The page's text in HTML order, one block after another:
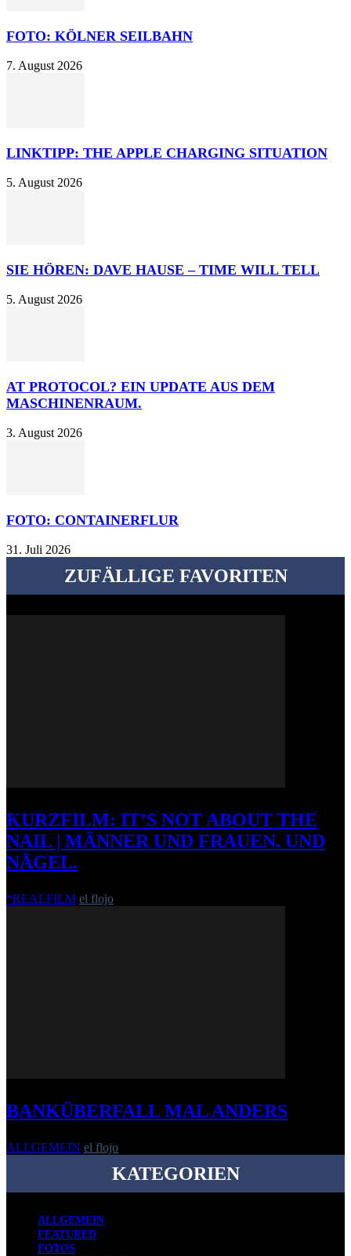
FOTO: KÖLNER SEILBAHN
7. August 2026
LINKTIPP: THE APPLE CHARGING SITUATION
5. August 2026
SIE HÖREN: DAVE HAUSE – TIME WILL TELL
5. August 2026
AT PROTOCOL? EIN UPDATE AUS DEM
MASCHINENRAUM.
3. August 2026
FOTO: CONTAINERFLUR
31. Juli 2026
ZUFÄLLIGE FAVORITEN
KURZFILM: IT’S NOT ABOUT THE
NAIL | MÄNNER UND FRAUEN. UND
NÄGEL.
*REALFILM el flojo
BANKÜBERFALL MAL ANDERS
ALLGEMEIN el flojo
KATEGORIEN
ALLGEMEIN
FEATURED
FOTOS